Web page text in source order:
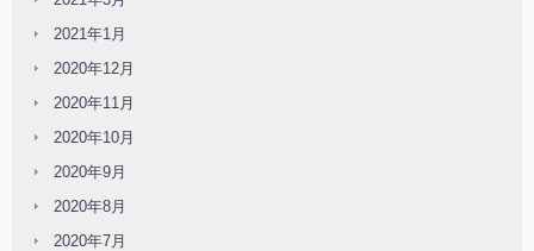
2021年1月
2020年12月
2020年11月
2020年10月
2020年9月
2020年8月
2020年7月